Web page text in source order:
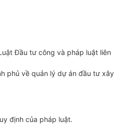
Đầu tư công và pháp luật liên
phủ về quản lý dự án đầu tư xây
định của pháp luật.